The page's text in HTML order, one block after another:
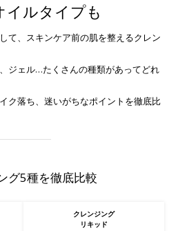
イルタイプも
て、スキンケア前の肌を整えるクレン
ジェル…たくさんの種類があってどれ
ク落ち、迷いがちなポイントを徹底比
グ5種を徹底比較
クレンジング
リキッド